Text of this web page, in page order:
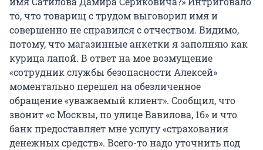
то, что товарищ с трудом выговорил имя и
совершенно не справился с отчеством. Видимо,
потому, что магазинные анкетки я заполняю как
курица лапой. В ответ на мое возмущение
«сотрудник службы безопасности Алексей»
моментально перешел на обезличенное
обращение «уважаемый клиент». Сообщил, что
звонит «с Москвы, по улице Вавилова, 16» и что
банк предоставляет мне услугу «страхования
денежных средств». Всего-то надо уточнить под